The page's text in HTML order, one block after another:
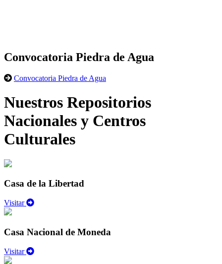
Convocatoria Piedra de Agua
Convocatoria Piedra de Agua
Nuestros Repositorios
Nacionales y Centros
Culturales
Casa de la Libertad
Visitar
Casa Nacional de Moneda
Visitar